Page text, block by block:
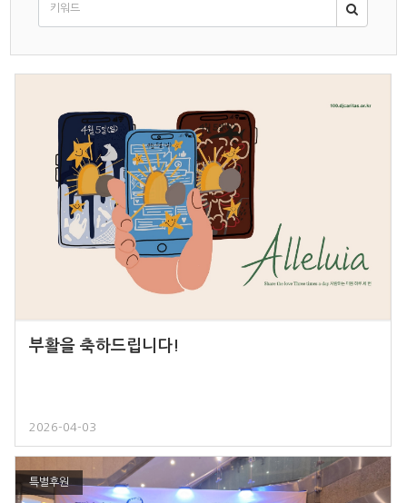
부활을 축하드립니다!
2026-04-03
특별후원